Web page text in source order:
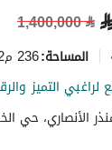
⃁
⃁
1,400,000
المساحة:236 م2
لراغبي التميز
الأنصاري، حي